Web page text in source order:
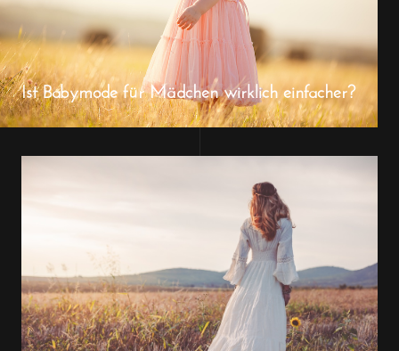
Ist Babymode für Mädchen wirklich einfacher?